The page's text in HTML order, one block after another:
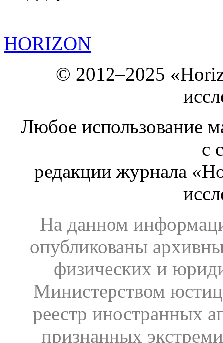
HORIZON
© 2012–2025
Любое использование
с
редакции журнала
На данном
опубликованы
физических и
Министерством
реестр иностранных
признанных